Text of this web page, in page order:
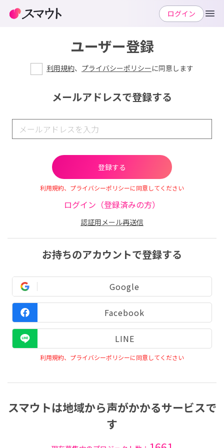
ユーザー登録
利用規約、 プライバシーポリシーに同意します
メールアドレスで登録する
利用規約、プライバシーポリシーに同意してください
ログイン（登録済みの方）
認証用メール再送信
お持ちのアカウントで登録する
Google
Facebook
LINE
利用規約、プライバシーポリシーに同意してください
スマウトは地域から声がかかるサービスで
す
ログイン